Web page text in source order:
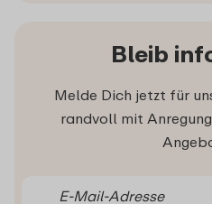
Bleib
Melde Dich jetzt für
randvoll mit